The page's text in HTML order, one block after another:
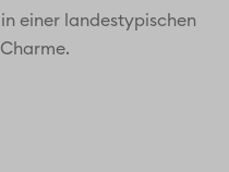
einer landestypischen